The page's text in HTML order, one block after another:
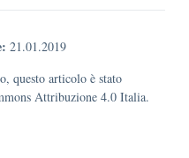
21.01.2019
questo articolo è stato
Attribuzione 4.0 Italia.